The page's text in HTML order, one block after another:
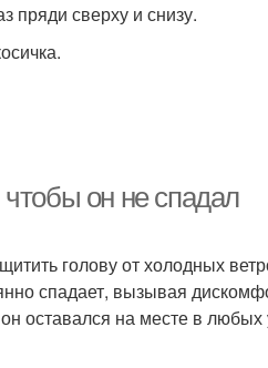
пряди сверху и снизу.
он не спадал
голову от холодных
спадает, вызывая
оставался на месте в любых